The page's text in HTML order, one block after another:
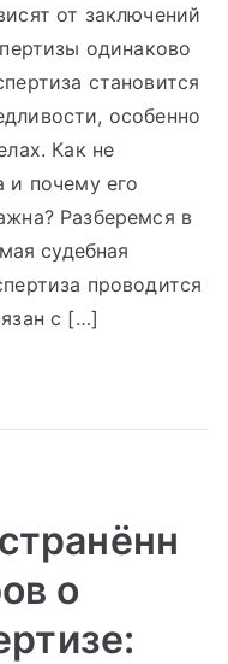
от заключений
одинаково
становится
особенно
Как не
и почему его
Разберемся в
судебная
проводится
с […]
о